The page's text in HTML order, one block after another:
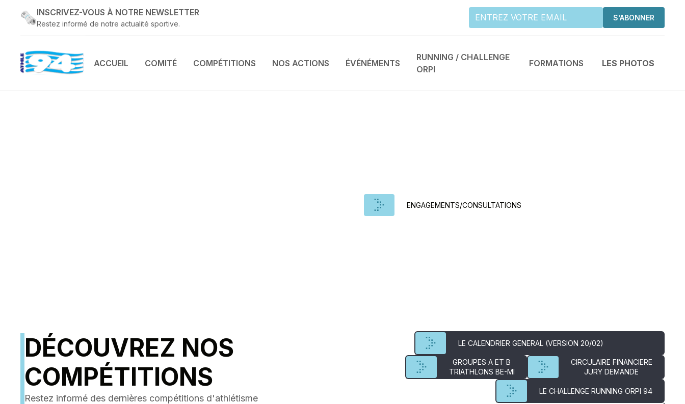
INSCRIVEZ-VOUS À NOTRE NEWSLETTER
Restez informé de notre actualité sportive.
ACCUEIL COMITÉ COMPÉTITIONS NOS ACTIONS ÉVÉNÉMENTS
RUNNING / CHALLENGE
ORPI
FORMATIONS LES PHOTOS
ENGAGEMENTS/CONSULTATIONS
DÉCOUVREZ NOS
COMPÉTITIONS
Restez informé des dernières compétitions d'athlétisme
LE CALENDRIER GENERAL (VERSION 20/02)
GROUPES A ET B
TRIATHLONS BE-MI
CIRCULAIRE FINANCIERE
JURY DEMANDE
LE CHALLENGE RUNNING ORPI 94